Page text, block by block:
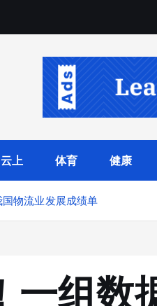
云上 体育 健康
物流业发展成绩单
一组数